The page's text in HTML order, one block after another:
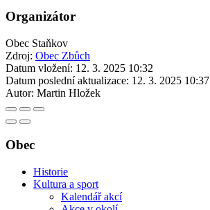
Organizátor
Obec Staňkov
Zdroj: Obec Zbůch
Datum vložení: 12. 3. 2025 10:32
Datum poslední aktualizace: 12. 3. 2025 10:37
Autor: Martin Hložek
Obec
Historie
Kultura a sport
Kalendář akcí